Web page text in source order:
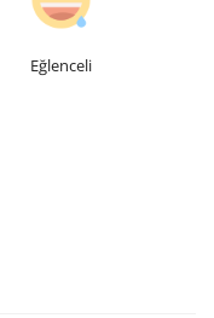
Eğlenceli